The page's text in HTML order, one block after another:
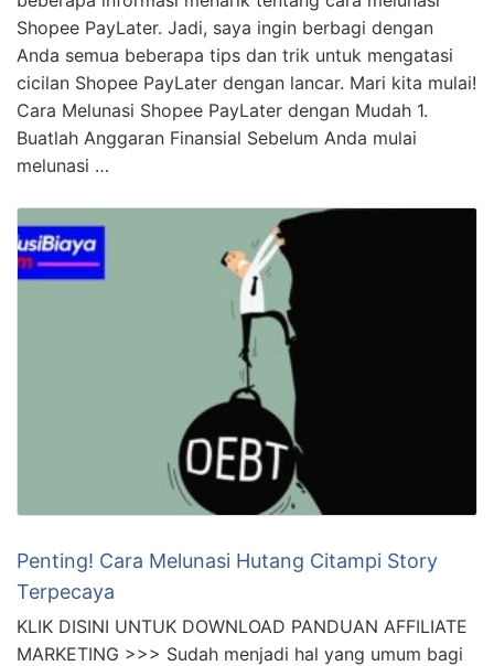
Shopee PayLater. Jadi, saya ingin berbagi dengan
Anda semua beberapa tips dan trik untuk mengatasi
cicilan Shopee PayLater dengan lancar. Mari kita mulai!
Cara Melunasi Shopee PayLater dengan Mudah 1.
Buatlah Anggaran Finansial Sebelum Anda mulai
melunasi …
Penting! Cara Melunasi Hutang Citampi Story
Terpecaya
KLIK DISINI UNTUK DOWNLOAD PANDUAN AFFILIATE
MARKETING >>> Sudah menjadi hal yang umum bagi